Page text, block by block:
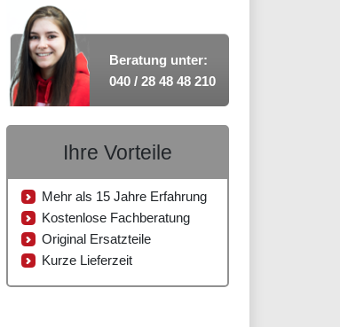
Beratung unter:
040 / 28 48 48 210
Ihre Vorteile
Mehr als 15 Jahre Erfahrung
Kostenlose Fachberatung
Original Ersatzteile
Kurze Lieferzeit